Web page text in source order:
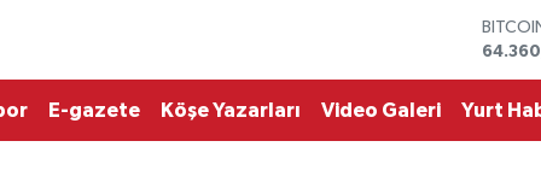
DOLAR
EURO
E-gazete Köşe Yazarları Video Galeri Yurt